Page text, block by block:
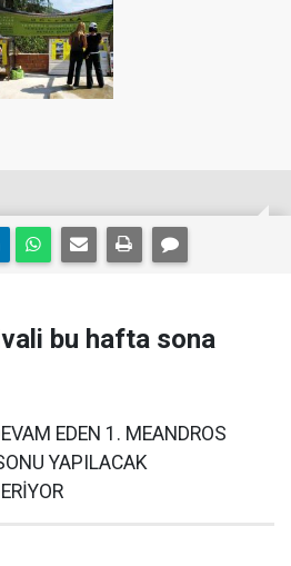
bu hafta sona
EDEN 1. MEANDROS
YAPILACAK